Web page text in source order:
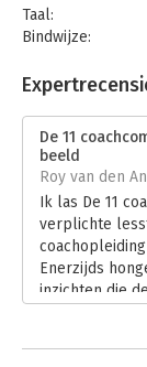
groeien. Het is
doen voor ICF-
Nieuw in deze
In deze herziene
indeling gevolgd
ingegaan. Het
en er is zelfs
Taal:
Bindwijze:
Uitgever:
Hoofdrubriek:
De 11
beeld
Roy van den
Ik las De 11
verplichte
Enerzijds
inzichten die